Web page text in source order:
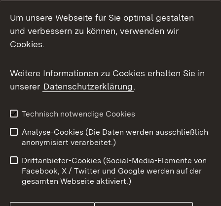
Mastodon
Messenger
Social Wall
X / Twitter
Youtube
Benutzungshinweise
Barrierefreiheit
Datenschutz
Cookies
Um unsere Webseite für Sie optimal gestalten
und verbessern zu können, verwenden wir
Cookies.
Weitere Informationen zu Cookies erhalten Sie in
unserer Datenschutzerklärung.
Technisch notwendige Cookies
Analyse-Cookies (Die Daten werden ausschließlich
anonymisiert verarbeitet.)
Drittanbieter-Cookies (Social-Media-Elemente von
Facebook, X / Twitter und Google werden auf der
gesamten Webseite aktiviert.)